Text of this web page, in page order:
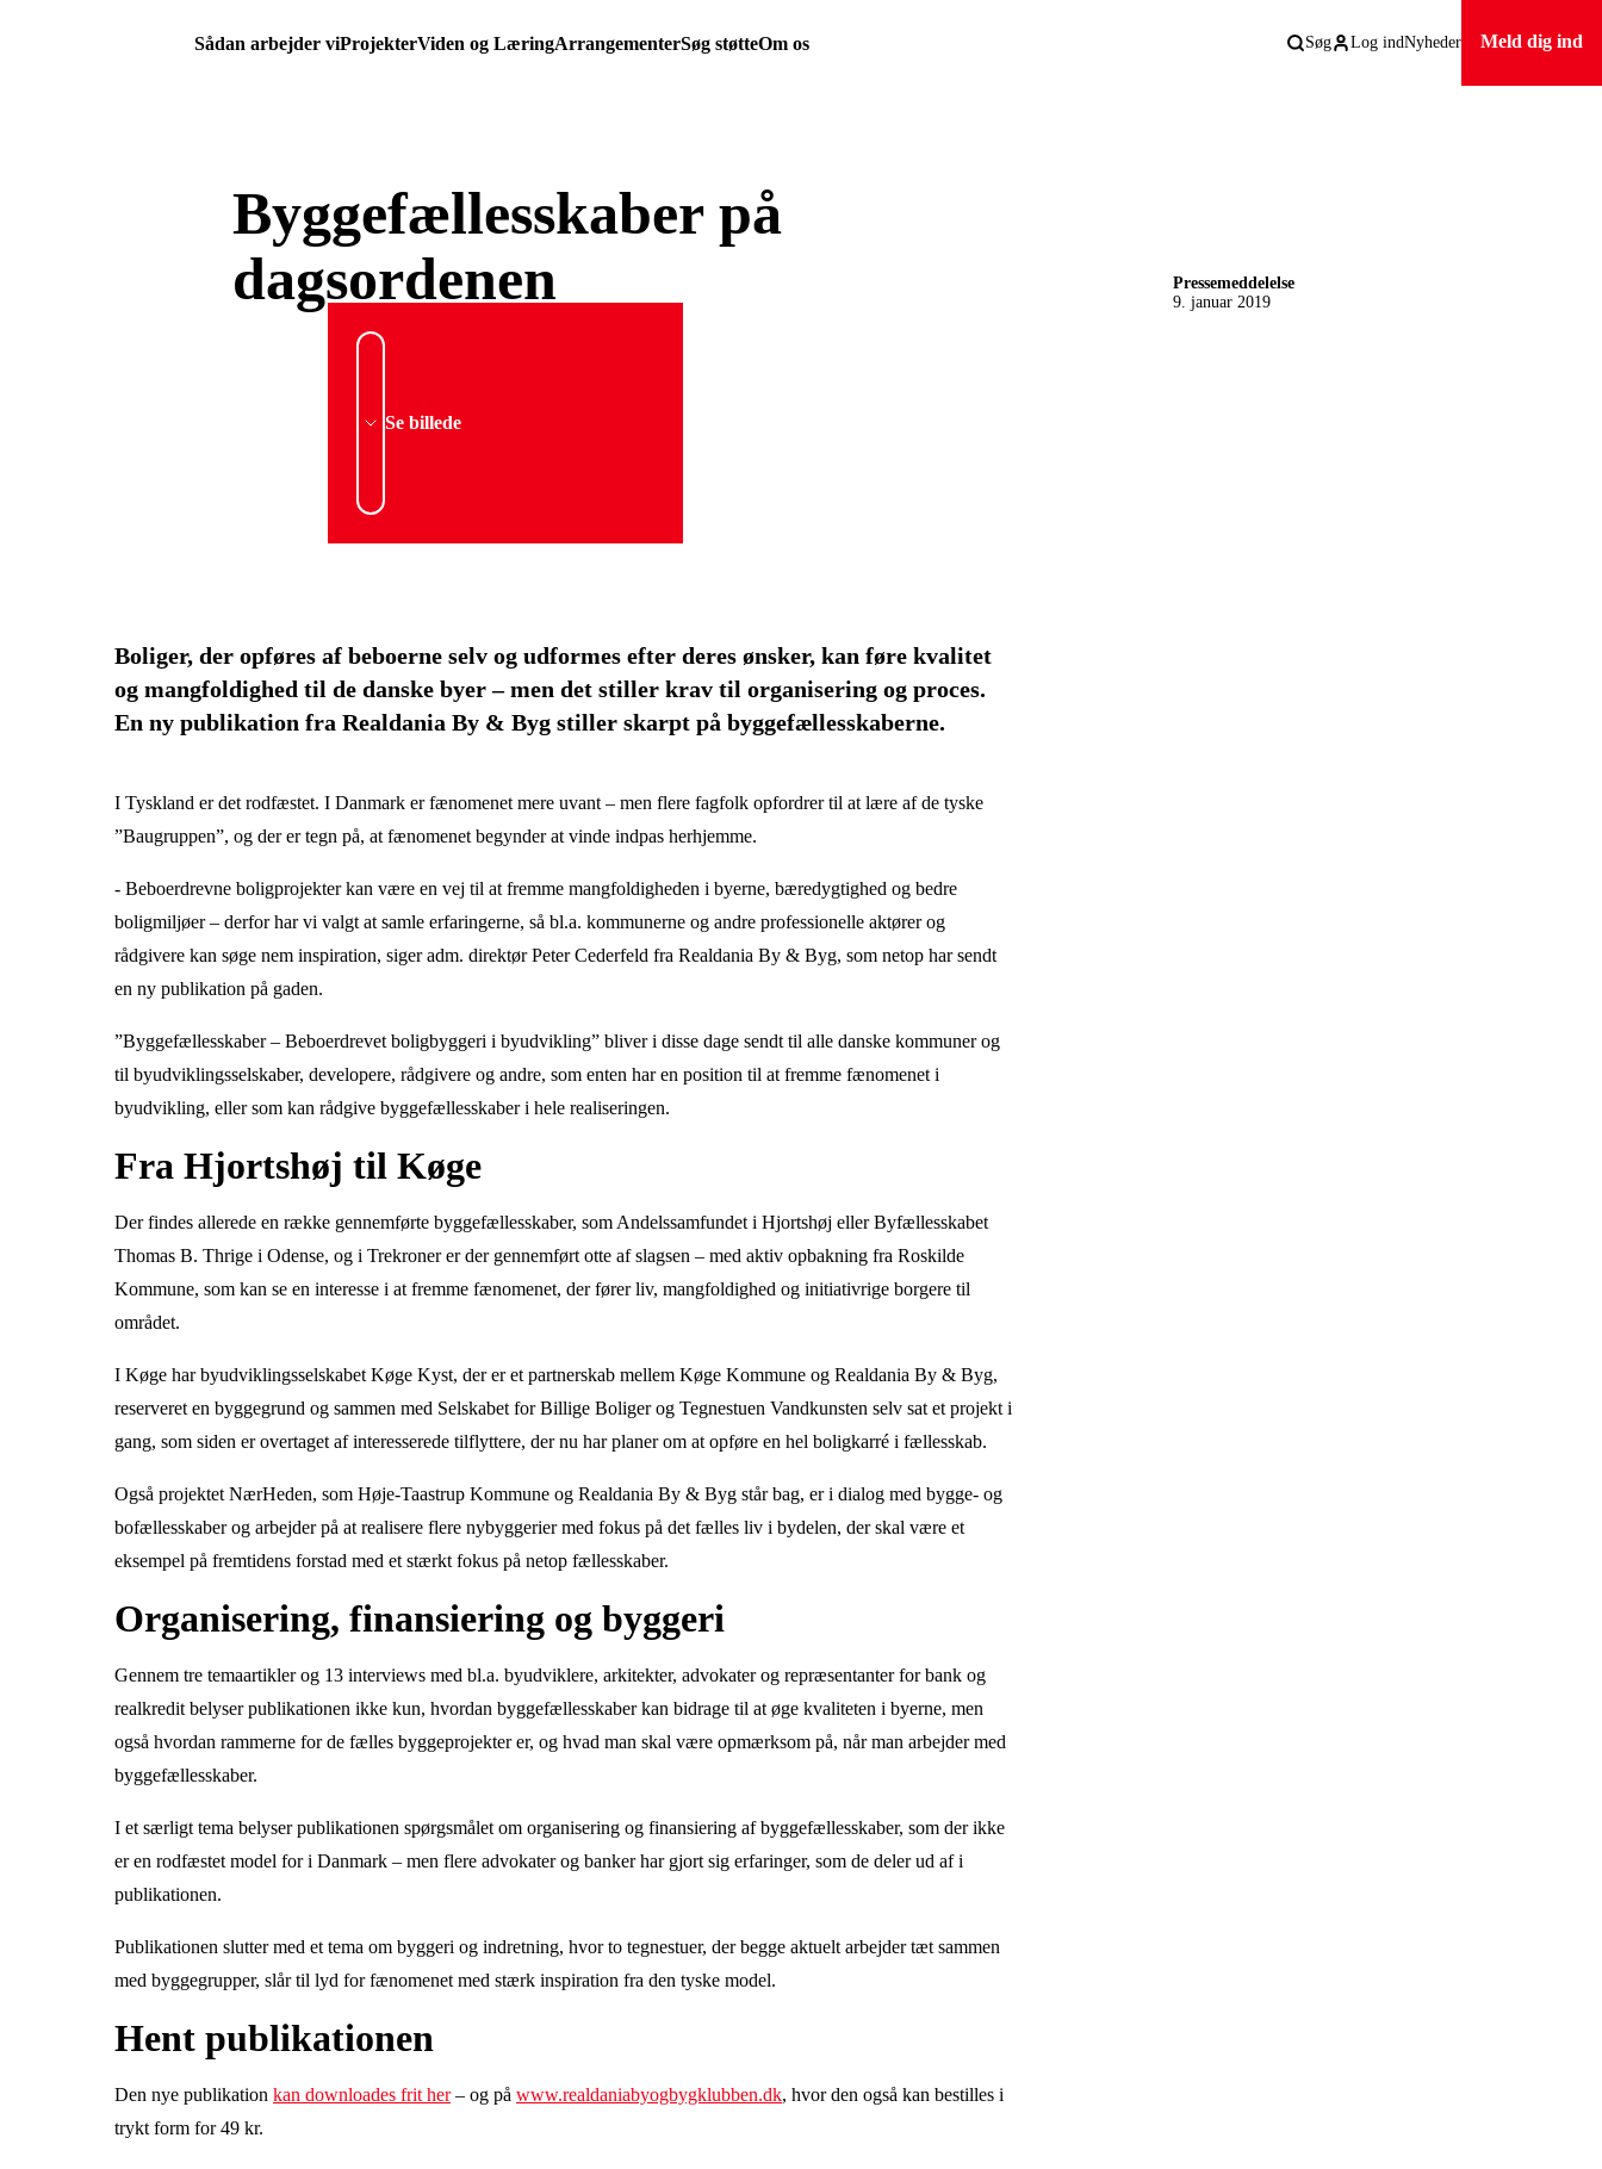
Sådan arbejder viProjekterViden og LæringArrangementerSøg støtteOm os Søg Log indNyheder Meld dig ind
Byggefællesskaber på
dagsordenen
Pressemeddelelse
9. januar 2019
Se billede
Boliger, der opføres af beboerne selv og udformes efter deres ønsker, kan føre kvalitet
og mangfoldighed til de danske byer – men det stiller krav til organisering og proces.
En ny publikation fra Realdania By & Byg stiller skarpt på byggefællesskaberne.
I Tyskland er det rodfæstet. I Danmark er fænomenet mere uvant – men flere fagfolk opfordrer til at lære af de tyske
”Baugruppen”, og der er tegn på, at fænomenet begynder at vinde indpas herhjemme.
- Beboerdrevne boligprojekter kan være en vej til at fremme mangfoldigheden i byerne, bæredygtighed og bedre
boligmiljøer – derfor har vi valgt at samle erfaringerne, så bl.a. kommunerne og andre professionelle aktører og
rådgivere kan søge nem inspiration, siger adm. direktør Peter Cederfeld fra Realdania By & Byg, som netop har sendt
en ny publikation på gaden.
”Byggefællesskaber – Beboerdrevet boligbyggeri i byudvikling” bliver i disse dage sendt til alle danske kommuner og
til byudviklingsselskaber, developere, rådgivere og andre, som enten har en position til at fremme fænomenet i
byudvikling, eller som kan rådgive byggefællesskaber i hele realiseringen.
Fra Hjortshøj til Køge
Der findes allerede en række gennemførte byggefællesskaber, som Andelssamfundet i Hjortshøj eller Byfællesskabet
Thomas B. Thrige i Odense, og i Trekroner er der gennemført otte af slagsen – med aktiv opbakning fra Roskilde
Kommune, som kan se en interesse i at fremme fænomenet, der fører liv, mangfoldighed og initiativrige borgere til
området.
I Køge har byudviklingsselskabet Køge Kyst, der er et partnerskab mellem Køge Kommune og Realdania By & Byg,
reserveret en byggegrund og sammen med Selskabet for Billige Boliger og Tegnestuen Vandkunsten selv sat et projekt i
gang, som siden er overtaget af interesserede tilflyttere, der nu har planer om at opføre en hel boligkarré i fællesskab.
Også projektet NærHeden, som Høje-Taastrup Kommune og Realdania By & Byg står bag, er i dialog med bygge- og
bofællesskaber og arbejder på at realisere flere nybyggerier med fokus på det fælles liv i bydelen, der skal være et
eksempel på fremtidens forstad med et stærkt fokus på netop fællesskaber.
Organisering, finansiering og byggeri
Gennem tre temaartikler og 13 interviews med bl.a. byudviklere, arkitekter, advokater og repræsentanter for bank og
realkredit belyser publikationen ikke kun, hvordan byggefællesskaber kan bidrage til at øge kvaliteten i byerne, men
også hvordan rammerne for de fælles byggeprojekter er, og hvad man skal være opmærksom på, når man arbejder med
byggefællesskaber.
I et særligt tema belyser publikationen spørgsmålet om organisering og finansiering af byggefællesskaber, som der ikke
er en rodfæstet model for i Danmark – men flere advokater og banker har gjort sig erfaringer, som de deler ud af i
publikationen.
Publikationen slutter med et tema om byggeri og indretning, hvor to tegnestuer, der begge aktuelt arbejder tæt sammen
med byggegrupper, slår til lyd for fænomenet med stærk inspiration fra den tyske model.
Hent publikationen
Den nye publikation kan downloades frit her– og på www.realdaniabyogbygklubben.dk, hvor den også kan bestilles i
trykt form for 49 kr.